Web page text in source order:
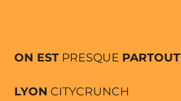
ON EST PRESQUE PARTOUT
LYON CITYCRUNCH